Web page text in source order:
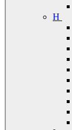
H